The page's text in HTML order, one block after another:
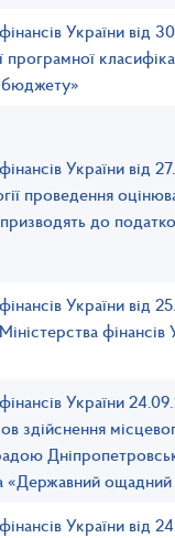
України
бюджету»
України
проведення
до
України
України
здійснення
«Державний ощадний
України